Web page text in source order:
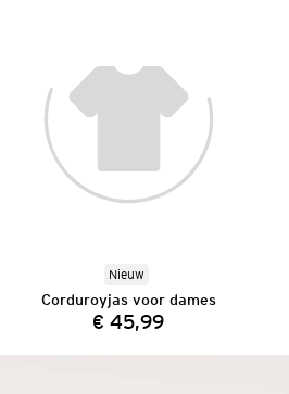
Nieuw
Corduroyjas voor dames
Prijs:
€ 45,99